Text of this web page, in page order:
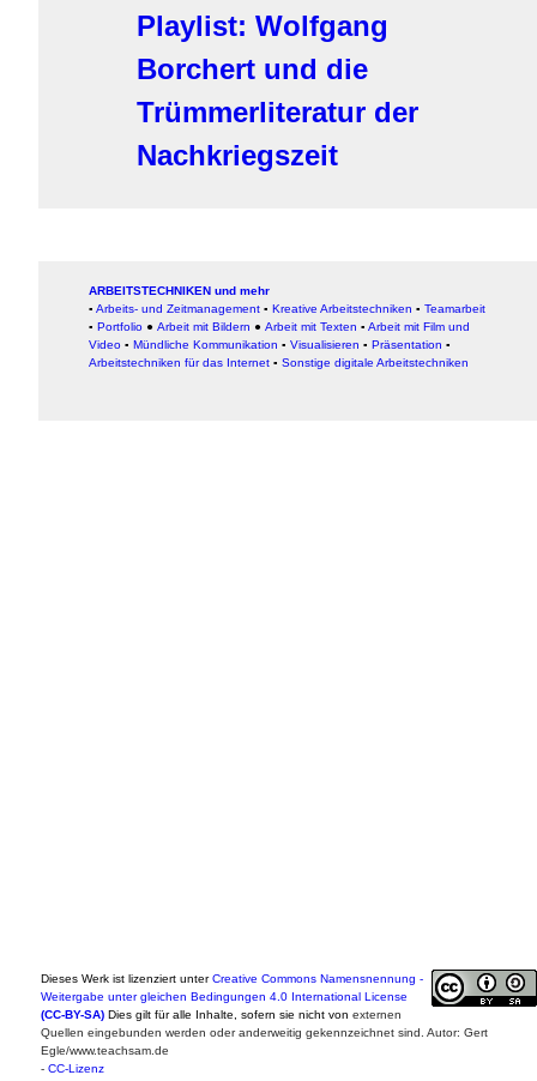
Playlist: Wolfgang
Borchert und die
Trümmerliteratur der
Nachkriegszeit
ARBEITSTECHNIKEN und mehr
▪ Arbeits- und Zeitmanagement ▪ Kreative Arbeitstechniken ▪ Teamarbeit
▪ Portfolio ● Arbeit mit Bildern ● Arbeit mit Texten ▪ Arbeit mit Film und
Video ▪ Mündliche Kommunikation ▪ Visualisieren ▪ Präsentation ▪
Arbeitstechniken für das Internet ▪ Sonstige digitale Arbeitstechniken
Dieses Werk ist lizenziert unterCreative Commons Namensnennung -
Weitergabe unter gleichen Bedingungen 4.0 International License
(CC-BY-SA) Dies gilt für alle Inhalte, sofern sie nicht von externen
Quellen eingebunden werden oder anderweitig gekennzeichnet sind. Autor: Gert
Egle/www.teachsam.de
- CC-Lizenz